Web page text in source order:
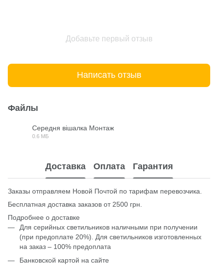
Добавьте первый отзыв
Написать отзыв
Файлы
Середня вішалка Монтаж
0.6 МБ
Доставка Оплата Гарантия
Заказы отправляем Новой Почтой по тарифам перевозчика.
Бесплатная доставка заказов от 2500 грн.
Подробнее о доставке
Для серийных светильников наличными при получении
(при предоплате 20%). Для светильников изготовленных
на заказ – 100% предоплата
Банковской картой на сайте